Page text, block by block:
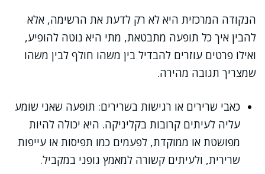
הנקודה המרכזית היא לא רק לדעת את הרשימה, אלא
להבין איך כל תופעה מתבטאת, מתי היא נוטה להופיע,
ואילו פרטים עוזרים להבדיל בין משהו חולף לבין משהו
שמצריך תגובה מהירה.
כאבי שרירים או רגישות בשרירים: תופעה שאני שומע
עליה לעיתים קרובות בקליניקה. היא יכולה להיות
מפושטת או ממוקדת, לפעמים כמו תפיסות או עייפות
שרירית, ולעיתים קשורה למאמץ גופני במקביל.